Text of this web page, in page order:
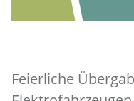
Feierliche